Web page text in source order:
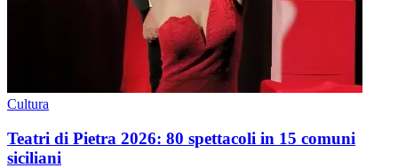
Cultura
Teatri di Pietra 2026: 80 spettacoli in 15 comuni
siciliani